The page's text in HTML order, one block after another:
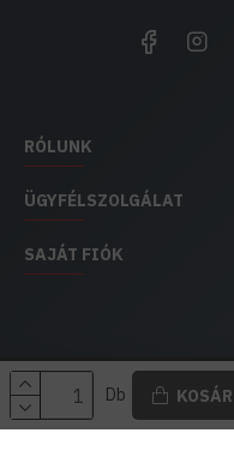
Db
RÓLUNK
ÜGYFÉLSZOLGÁLAT
SAJÁT FIÓK
EH IMPEX /